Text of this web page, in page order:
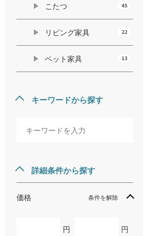
こたつ 45
リビング家具 22
ペット家具 13
キーワードから探す
詳細条件から探す
価格 条件を解除
円 円